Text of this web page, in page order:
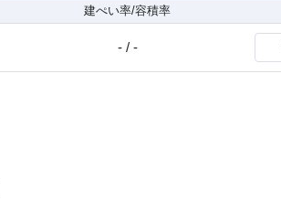
建ぺい率/容積率
- / -